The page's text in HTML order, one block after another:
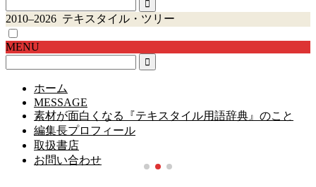
2010–2026 テキスタイル・ツリー
MENU
ホーム
MESSAGE
素材が面白くなる『テキスタイル用語辞典』のこと
編集長プロフィール
取扱書店
お問い合わせ